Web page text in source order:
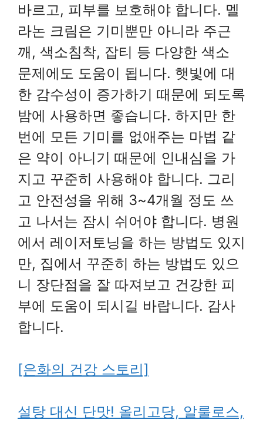
바르고, 피부를 보호해야 합니다. 멜
라논 크림은 기미뿐만 아니라 주근
깨, 색소침착, 잡티 등 다양한 색소
문제에도 도움이 됩니다. 햇빛에 대
한 감수성이 증가하기 때문에 되도록
밤에 사용하면 좋습니다. 하지만 한
번에 모든 기미를 없애주는 마법 같
은 약이 아니기 때문에 인내심을 가
지고 꾸준히 사용해야 합니다. 그리
고 안전성을 위해 3~4개월 정도 쓰
고 나서는 잠시 쉬어야 합니다. 병원
에서 레이저토닝을 하는 방법도 있지
만, 집에서 꾸준히 하는 방법도 있으
니 장단점을 잘 따져보고 건강한 피
부에 도움이 되시길 바랍니다. 감사
합니다.
[은화의 건강 스토리]
설탕 대신 단맛! 올리고당, 알룰로스,